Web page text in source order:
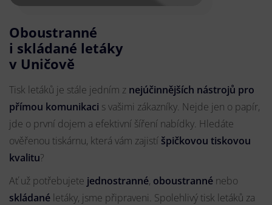
Oboustranné
i skládané letáky
v Uničově
Tisk letáků je stále jedním z nejúčinnějších nástrojů pro
přímou komunikaci s vašimi zákazníky. Nejde jen o papír,
jde o první dojem a efektivní šíření nabídky. Hledáte
ověřenou tiskárnu, která vám zajistí špičkovou tiskovou
kvalitu?
Ať už potřebujete jednostranné, oboustranné nebo
skládané letáky, jsme připraveni. Spolehlivý tisk letáků za